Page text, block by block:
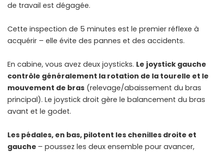
de travail est dégagée.
Cette inspection de 5 minutes est le premier réflexe à
acquérir – elle évite des pannes et des accidents.
En cabine, vous avez deux joysticks. Le joystick gauche
contrôle généralement la rotation de la tourelle et le
mouvement de bras (relevage/abaissement du bras
principal). Le joystick droit gère le balancement du bras
avant et le godet.
Les pédales, en bas, pilotent les chenilles droite et
gauche – poussez les deux ensemble pour avancer,